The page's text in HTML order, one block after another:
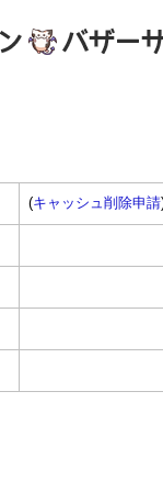
(キャッシュ削除申請